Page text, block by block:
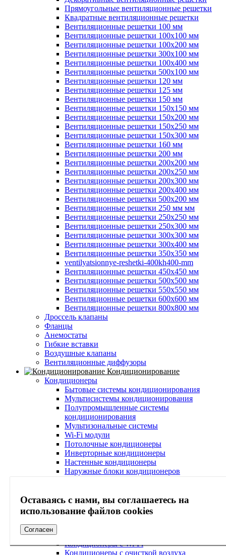
Оставаясь с нами, вы соглашаетесь на
использование файлов cookies
Согласен
Прямоугольные вентиляционные решетки
Квадратные вентиляционные решетки
Вентиляционные решетки 100 мм
Вентиляционные решетки 100х100 мм
Вентиляционные решетки 100х200 мм
Вентиляционные решетки 300х100 мм
Вентиляционные решетки 100х400 мм
Вентиляционные решетки 500х100 мм
Вентиляционные решетки 120 мм
Вентиляционные решетки 125 мм
Вентиляционные решетки 150 мм
Вентиляционные решетки 150х150 мм
Вентиляционные решетки 150х200 мм
Вентиляционные решетки 150х250 мм
Вентиляционные решетки 150х300 мм
Вентиляционные решетки 160 мм
Вентиляционные решетки 200 мм
Вентиляционные решетки 200х200 мм
Вентиляционные решетки 200х250 мм
Вентиляционные решетки 200х300 мм
Вентиляционные решетки 200х400 мм
Вентиляционные решетки 500х200 мм
Вентиляционные решетки 250 мм мм
Вентиляционные решетки 250х250 мм
Вентиляционные решетки 250х300 мм
Вентиляционные решетки 300х300 мм
Вентиляционные решетки 300х400 мм
Вентиляционные решетки 350х350 мм
ventilyatsionnye-reshetki-400kh400-mm
Вентиляционные решетки 450х450 мм
Вентиляционные решетки 500х500 мм
Вентиляционные решетки 550х550 мм
Вентиляционные решетки 600х600 мм
Вентиляционные решетки 800х800 мм
Дроссель клапаны
Фланцы
Анемостаты
Гибкие вставки
Воздушные клапаны
Вентиляционные диффузоры
Кондиционирование
Кондиционеры
Бытовые системы кондиционирования
Мультисистемы кондиционирования
Полупромышленные системы
кондиционирования
Мультизональные системы
Wi-Fi модули
Потолочные кондиционеры
Инверторные кондиционеры
Настенные кондиционеры
Наружные блоки кондиционеров
Кондиционеры с осушителем воздуха
Тихие кондиционеры
Кондиционеры с зимним комплектом
Кондиционеры с Wi-Fi
Кондиционеры с очисткой воздуха